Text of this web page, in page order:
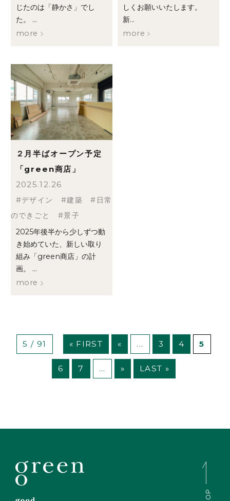
じたのは「静かさ」でし
た。 ...
more
しくお願いいたします。
新...
more
２月半ばオープン予定
「green商店」
2025.12.26
デザイン 建築
日常
のできごと
景子
2025年後半から少しずつ動
き始めていた、新しい取り
組み「green商店」の計
画。 ...
more
5 / 91 « FIRST « ... 3 4 5
6 7 ... » LAST »
TOP